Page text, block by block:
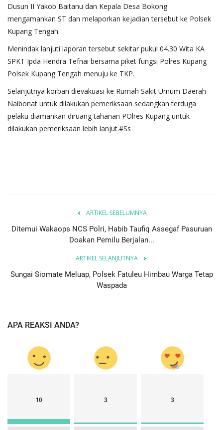
Dusun II Yakob Baitanu dan Kepala Desa Bokong
mengamankan ST dan melaporkan kejadian tersebut ke Polsek
Kupang Tengah.
Menindak lanjuti laporan tersebut sekitar pukul 04.30 Wita KA
SPKT Ipda Hendra Tefnai bersama piket fungsi Polres Kupang
Polsek Kupang Tengah menuju ke TKP.
Selanjutnya korban dievakuasi ke Rumah Sakit Umum Daerah
Naibonat untuk dilakukan pemeriksaan sedangkan terduga
pelaku diamankan diruang tahanan POlres Kupang untuk
dilakukan pemeriksaan lebih lanjut.#Ss
ARTIKEL SEBELUMNYA
Ditemui Wakaops NCS Polri, Habib Taufiq Assegaf Pasuruan
Doakan Pemilu Berjalan...
ARTIKEL SELANJUTNYA
Sungai Siomate Meluap, Polsek Fatuleu Himbau Warga Tetap
Waspada
APA REAKSI ANDA?
10 3 3